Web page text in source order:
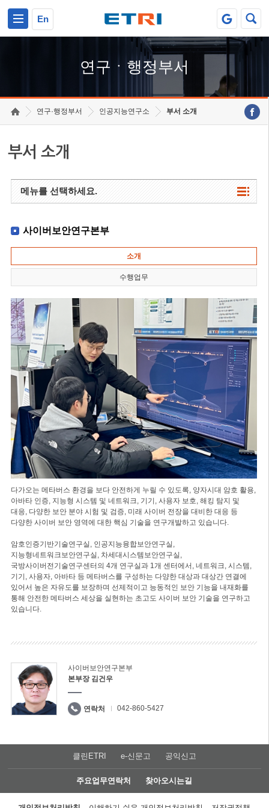
En
연구ㆍ행정부서
연구·행정부서 인공지능연구소 부서 소개
부서 소개
메뉴를 선택하세요.
사이버보안연구본부
소개
수행업무
다가오는 메타버스 환경을 보다 안전하게 누릴 수 있도록, 양자시대 암호 활용,
아바타 인증, 지능형 시스템 및 네트워크, 기기, 사용자 보호, 해킹 탐지 및
대응, 다양한 보안 분야 시험 및 검증, 미래 사이버 전장을 대비한 대응 등
다양한 사이버 보안 영역에 대한 핵심 기술을 연구개발하고 있습니다.
암호인증기반기술연구실, 인공지능융합보안연구실,
지능형네트워크보안연구실, 차세대시스템보안연구실,
국방사이버전기술연구센터의 4개 연구실과 1개 센터에서, 네트워크, 시스템,
기기, 사용자, 아바타 등 메타버스를 구성하는 다양한 대상과 대상간 연결에
있어서 높은 자유도를 보장하며 선제적이고 능동적인 보안 기능을 내재화를
통해 안전한 메타버스 세상을 실현하는 초고도 사이버 보안 기술을 연구하고
있습니다.
사이버보안연구본부
본부장 김건우
연락처 042-860-5427
클린ETRI e-신문고 공익신고
주요업무연락처 찾아오시는길